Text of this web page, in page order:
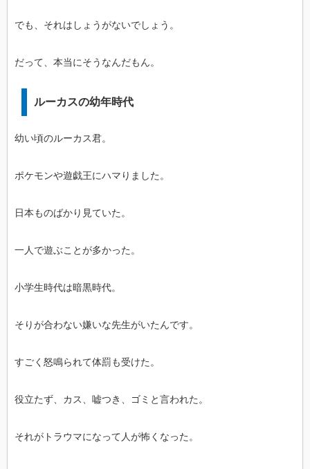
でも、それはしょうがないでしょう。
だって、本当にそうなんだもん。
ルーカスの幼年時代
幼い頃のルーカス君。
ポケモンや遊戯王にハマりました。
日本ものばかり見ていた。
一人で遊ぶことが多かった。
小学生時代は暗黒時代。
そりが合わない嫌いな先生がいたんです。
すごく怒鳴られて体罰も受けた。
役立たず、カス、嘘つき、ゴミと言われた。
それがトラウマになって人が怖くなった。